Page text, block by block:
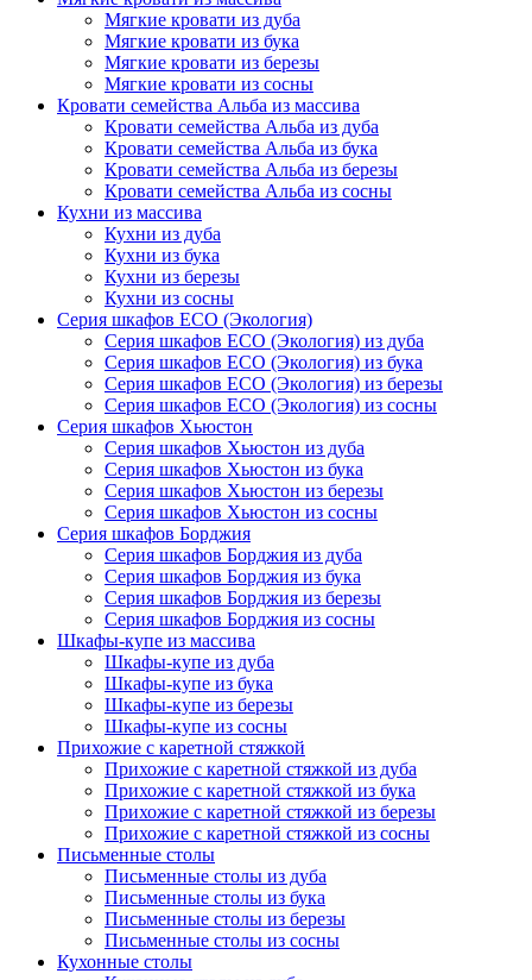
Мягкие кровати из дуба
Мягкие кровати из бука
Мягкие кровати из березы
Мягкие кровати из сосны
Кровати семейства Альба из массива
Кровати семейства Альба из дуба
Кровати семейства Альба из бука
Кровати семейства Альба из березы
Кровати семейства Альба из сосны
Кухни из массива
Кухни из дуба
Кухни из бука
Кухни из березы
Кухни из сосны
Серия шкафов ECO (Экология)
Серия шкафов ECO (Экология) из дуба
Серия шкафов ECO (Экология) из бука
Серия шкафов ECO (Экология) из березы
Серия шкафов ECO (Экология) из сосны
Серия шкафов Хьюстон
Серия шкафов Хьюстон из дуба
Серия шкафов Хьюстон из бука
Серия шкафов Хьюстон из березы
Серия шкафов Хьюстон из сосны
Серия шкафов Борджия
Серия шкафов Борджия из дуба
Серия шкафов Борджия из бука
Серия шкафов Борджия из березы
Серия шкафов Борджия из сосны
Шкафы-купе из массива
Шкафы-купе из дуба
Шкафы-купе из бука
Шкафы-купе из березы
Шкафы-купе из сосны
Прихожие с каретной стяжкой
Прихожие с каретной стяжкой из дуба
Прихожие с каретной стяжкой из бука
Прихожие с каретной стяжкой из березы
Прихожие с каретной стяжкой из сосны
Письменные столы
Письменные столы из дуба
Письменные столы из бука
Письменные столы из березы
Письменные столы из сосны
Кухонные столы